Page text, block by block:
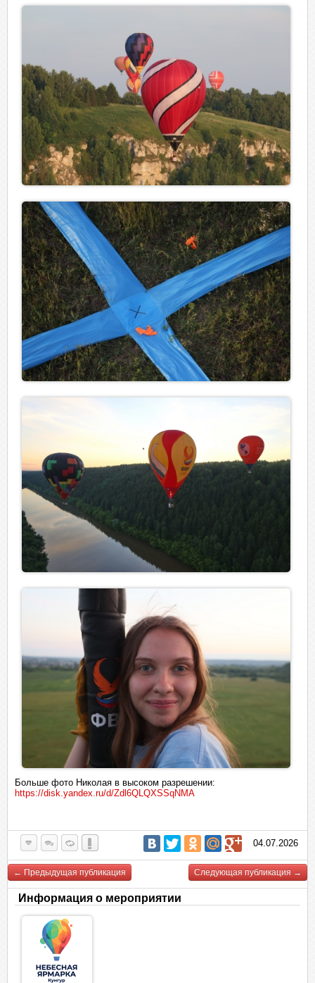
Больше фото Николая в высоком разрешении:
https://disk.yandex.ru/d/Zdl6QLQXSSqNMA
04.07.2026
← Предыдущая публикация Следующая публикация →
Информация о мероприятии